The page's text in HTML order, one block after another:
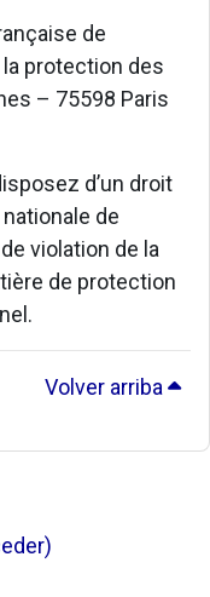
de
protection des
– 75598 Paris
d’un droit
de
violation de la
de protection
Volver arriba
)